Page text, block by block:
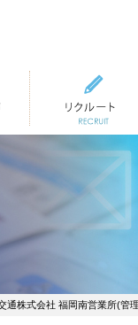
リクルート
通株式会社 福岡南営業所(管